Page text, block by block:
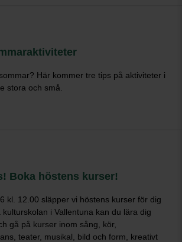
Här kommer tre tips på aktiviteter i
stora och små.
Boka höstens kurser!
kl. 12.00 släpper vi höstens kurser för dig
i Vallentuna kan du lära dig
gå på kurser inom sång, kör,
teater, musikal, bild och form, kreativt